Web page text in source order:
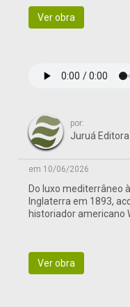
Ver obra
por:
Juruá Editora
em 10/06/2026
Do luxo mediterrâneo
Inglaterra em 1893,
historiador americano
Ver obra